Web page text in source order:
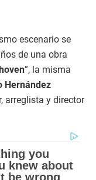
escenario se
de una obra
”, la misma
Hernández
arreglista y director